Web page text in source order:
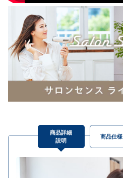
商品詳細
説明
商品仕様